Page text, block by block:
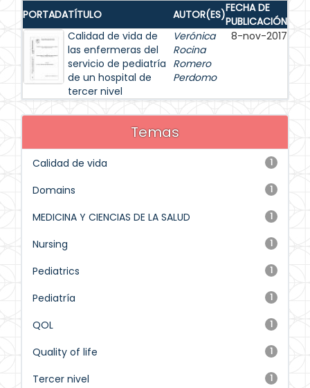
PORTADATÍTULO AUTOR(ES)FECHA DE
PUBLICACIÓN
Calidad de vida de
las enfermeras del
servicio de pediatría
de un hospital de
tercer nivel
Verónica
Rocina
Romero
Perdomo
8-nov-2017
Temas
1
Calidad de vida
1
Domains
1
MEDICINA Y CIENCIAS DE LA SALUD
1
Nursing
1
Pediatrics
1
Pediatría
1
QOL
1
Quality of life
1
Tercer nivel